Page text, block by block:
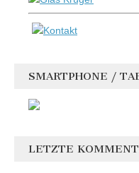
SMARTPHONE /
LETZTE